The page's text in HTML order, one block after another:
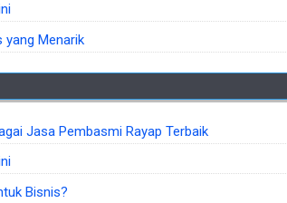
yang Menarik
Jasa Pembasmi Rayap Terbaik
Bisnis?